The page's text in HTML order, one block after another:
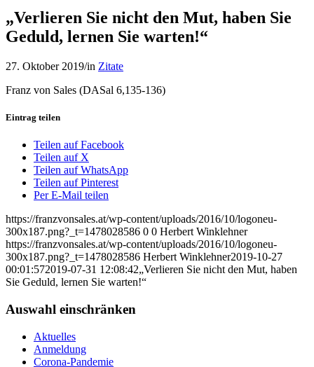
„Verlieren Sie nicht den Mut, haben Sie
Geduld, lernen Sie warten!“
27. Oktober 2019/in Zitate
Franz von Sales (DASal 6,135-136)
Eintrag teilen
Teilen auf Facebook
Teilen auf X
Teilen auf WhatsApp
Teilen auf Pinterest
Per E-Mail teilen
https://franzvonsales.at/wp-content/uploads/2016/10/logoneu-
300x187.png?_t=1478028586 0 0 Herbert Winklehner
https://franzvonsales.at/wp-content/uploads/2016/10/logoneu-
300x187.png?_t=1478028586 Herbert Winklehner2019-10-27
00:01:572019-07-31 12:08:42„Verlieren Sie nicht den Mut, haben
Sie Geduld, lernen Sie warten!“
Auswahl einschränken
Aktuelles
Anmeldung
Corona-Pandemie